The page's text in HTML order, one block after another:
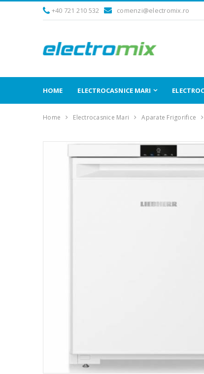
+40 721 210 532 comenzi@electromix.ro
HOME ELECTROCASNICE MARI
Home Electrocasnice Mari Aparate Frigorifice